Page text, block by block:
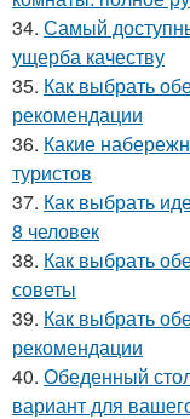
34. Самый
ущерба качеству
35. Как выбрать
рекомендации
36. Какие
туристов
37. Как выбрать
8 человек
38. Как выбрать
советы
39. Как выбрать
рекомендации
40. Обеденный
вариант для